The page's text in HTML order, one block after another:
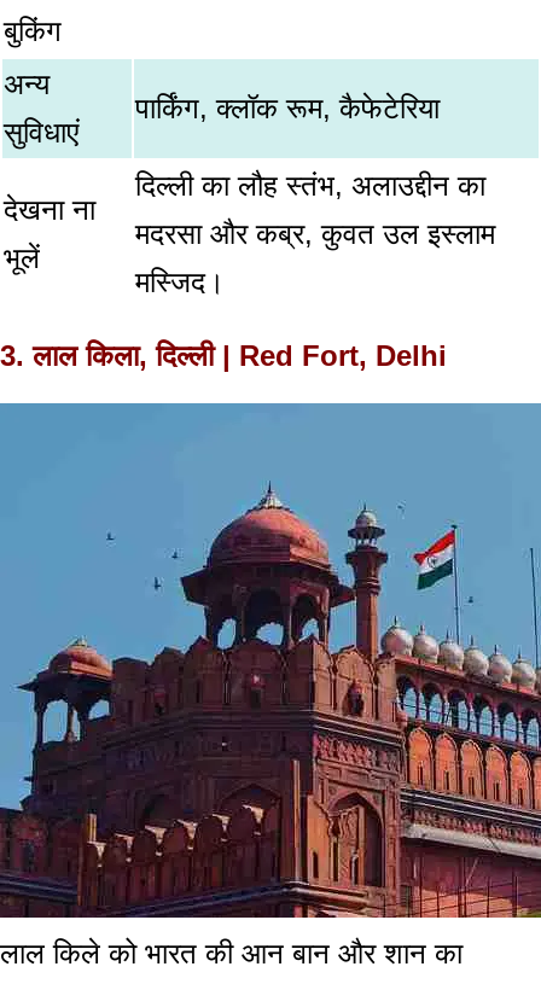
बुकिंग
अन्य
सुविधाएं
पार्किंग, क्लॉक रूम, कैफेटेरिया
देखना ना
भूलें
दिल्ली का लौह स्तंभ, अलाउद्दीन का
मदरसा और कब्र, कुवत उल इस्लाम
मस्जिद।
3. लाल किला, दिल्ली | Red Fort, Delhi
लाल किले को भारत की आन बान और शान का